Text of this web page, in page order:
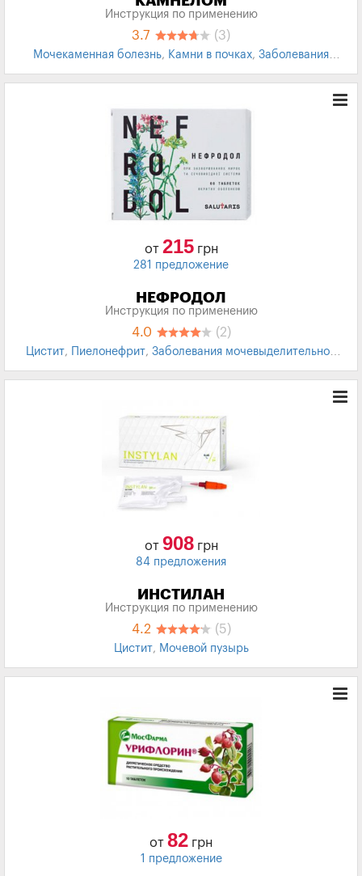
Инструкция по применению
3.7 (3)
Мочекаменная болезнь, Камни в почках, Заболевания
от 215грн
281 предложение
НЕФРОДОЛ
Инструкция по применению
4.0 (2)
Цистит, Пиелонефрит, Заболевания мочевыделительной
Мочекаменная болезнь
от 908грн
84 предложения
ИНСТИЛАН
Инструкция по применению
4.2 (5)
Цистит, Мочевой пузырь
от 82 грн
1 предложение